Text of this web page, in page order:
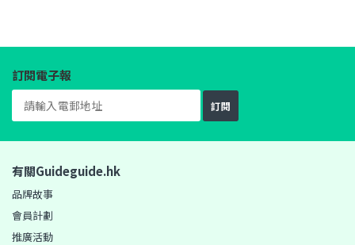
訂閱電子報
訂閱
有關Guideguide.hk
品牌故事
會員計劃
推廣活動